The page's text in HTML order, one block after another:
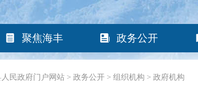
聚焦海丰 政务公开
民政府门户网站 > 政务公开 > 组织机构 > 政府机构